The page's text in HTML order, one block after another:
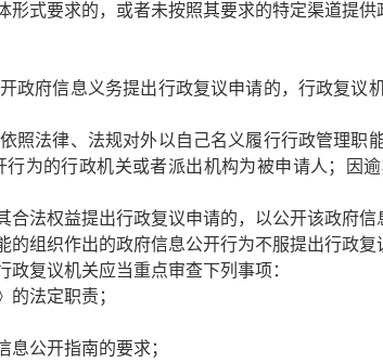
式要求的，或者未按照其要求的特定渠道提供
府信息义务提出行政复议申请的，行政复议
法律、法规对外以自己名义履行行政管理职
为的行政机关或者派出机构为被申请人；因
法权益提出行政复议申请的，以公开该政府信
组织作出的政府信息公开行为不服提出行政复
复议机关应当重点审查下列事项：
的法定职责；
息公开指南的要求；